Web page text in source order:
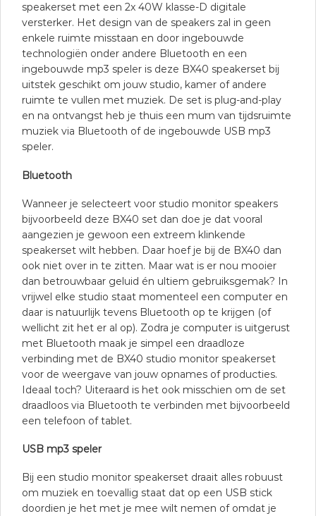
speakerset met een 2x 40W klasse-D digitale
versterker. Het design van de speakers zal in geen
enkele ruimte misstaan en door ingebouwde
technologiën onder andere Bluetooth en een
ingebouwde mp3 speler is deze BX40 speakerset bij
uitstek geschikt om jouw studio, kamer of andere
ruimte te vullen met muziek. De set is plug-and-play
en na ontvangst heb je thuis een mum van tijdsruimte
muziek via Bluetooth of de ingebouwde USB mp3
speler.
Bluetooth
Wanneer je selecteert voor studio monitor speakers
bijvoorbeeld deze BX40 set dan doe je dat vooral
aangezien je gewoon een extreem klinkende
speakerset wilt hebben. Daar hoef je bij de BX40 dan
ook niet over in te zitten. Maar wat is er nou mooier
dan betrouwbaar geluid én ultiem gebruiksgemak? In
vrijwel elke studio staat momenteel een computer en
daar is natuurlijk tevens Bluetooth op te krijgen (of
wellicht zit het er al op). Zodra je computer is uitgerust
met Bluetooth maak je simpel een draadloze
verbinding met de BX40 studio monitor speakerset
voor de weergave van jouw opnames of producties.
Ideaal toch? Uiteraard is het ook misschien om de set
draadloos via Bluetooth te verbinden met bijvoorbeeld
een telefoon of tablet.
USB mp3 speler
Bij een studio monitor speakerset draait alles robuust
om muziek en toevallig staat dat op een USB stick
doordien je het met je mee wilt nemen of omdat je